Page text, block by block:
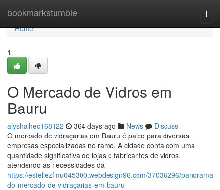
bookmarkstumble
Home
Home
1
O Mercado de Vidros em
Bauru
alyshaihec168122 364 days ago News
Discuss
O mercado de vidraçarias em Bauru é palco para diversas
empresas especializadas no ramo. A cidade conta com uma
quantidade significativa de lojas e fabricantes de vidros,
atendendo às necessidades da
https://estellezfmu045300.webdesign96.com/37036296/panorama-
do-mercado-de-vidraçarias-em-bauru